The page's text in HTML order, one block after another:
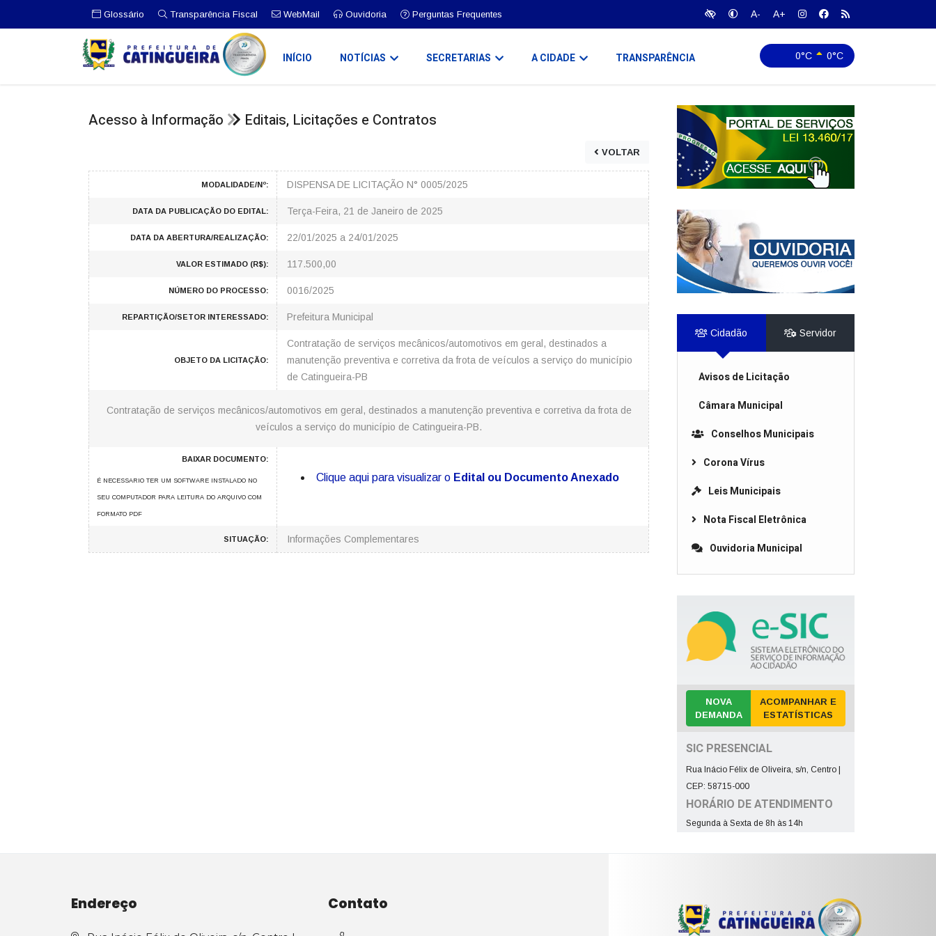
Glossário Transparência Fiscal WebMail Ouvidoria Perguntas Frequentes A- A+
0°C 0°C
INÍCIO NOTÍCIAS SECRETARIAS A CIDADE TRANSPARÊNCIA
Acesso à Informação Editais, Licitações e Contratos
VOLTAR
MODALIDADE/Nº: DISPENSA DE LICITAÇÃO N° 0005/2025
DATA DA PUBLICAÇÃO DO EDITAL: Terça-Feira, 21 de Janeiro de 2025
DATA DA ABERTURA/REALIZAÇÃO: 22/01/2025 a 24/01/2025
VALOR ESTIMADO (R$): 117.500,00
NÚMERO DO PROCESSO: 0016/2025
REPARTIÇÃO/SETOR INTERESSADO: Prefeitura Municipal
OBJETO DA LICITAÇÃO:
Contratação de serviços mecânicos/automotivos em geral, destinados a
manutenção preventiva e corretiva da frota de veículos a serviço do município
de Catingueira-PB
Contratação de serviços mecânicos/automotivos em geral, destinados a manutenção preventiva e corretiva da frota de
veículos a serviço do município de Catingueira-PB.
BAIXAR DOCUMENTO:
É NECESSARIO TER UM SOFTWARE INSTALADO NO
SEU COMPUTADOR PARA LEITURA DO ARQUIVO COM
FORMATO PDF
Clique aqui para visualizar o Edital ou Documento Anexado
SITUAÇÃO: Informações Complementares
Cidadão Servidor
Avisos de Licitação
Câmara Municipal
Conselhos Municipais
Corona Vírus
Leis Municipais
Nota Fiscal Eletrônica
Ouvidoria Municipal
NOVA
DEMANDA
ACOMPANHAR E
ESTATÍSTICAS
SIC PRESENCIAL
Rua Inácio Félix de Oliveira, s/n, Centro |
CEP: 58715-000
HORÁRIO DE ATENDIMENTO
Segunda à Sexta de 8h às 14h
Endereço Contato